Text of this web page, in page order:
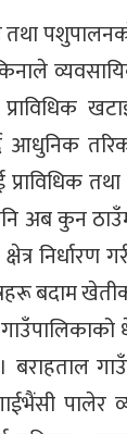
पशुपालनको
आधुनिक
अब कुन
निर्धारण
बदाम